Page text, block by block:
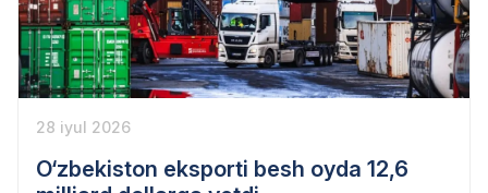
28 iyul 2026
O‘zbekiston eksporti besh oyda 12,6